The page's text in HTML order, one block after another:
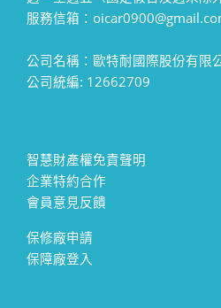
服務信箱：
公司名稱：歐特耐國際股份有限
公司統編: 12662709
智慧財產權免責聲明
企業特約合作
會員意見反饋
保修廠申請
保障廠登入